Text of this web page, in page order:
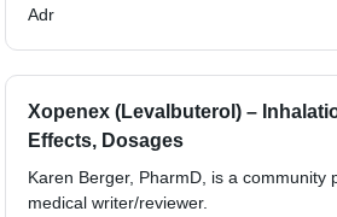
Adr
Xopenex (Levalbuterol) –
Effects, Dosages
Karen Berger, PharmD, is a community
medical writer/reviewer.